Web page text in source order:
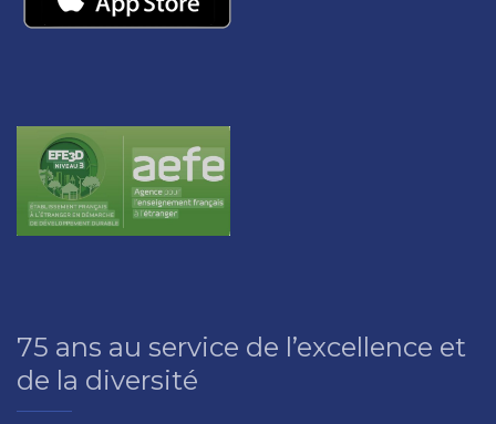
75 ans au service de l’excellence et
de la diversité